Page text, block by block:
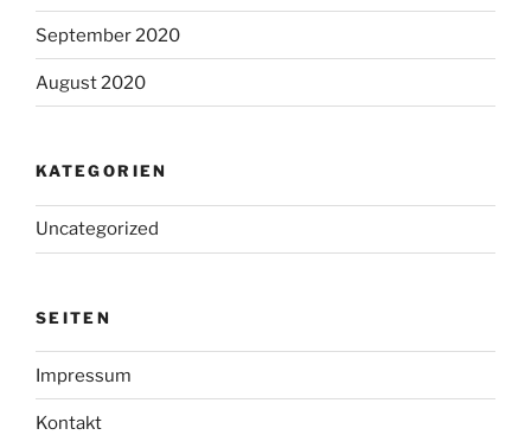
September 2020
August 2020
KATEGORIEN
Uncategorized
SEITEN
Impressum
Kontakt